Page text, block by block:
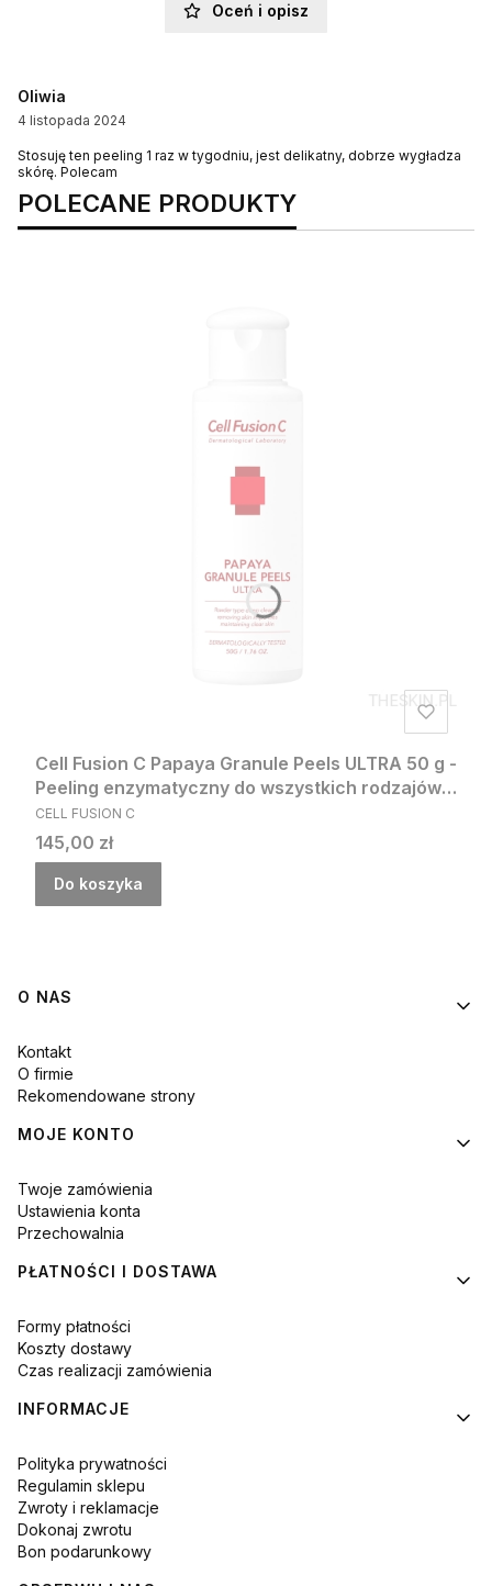
Oceń i opisz
Oliwia
4 listopada 2024
Stosuję ten peeling 1 raz w tygodniu, jest delikatny, dobrze wygładza
skórę. Polecam
POLECANE PRODUKTY
Cell Fusion C Papaya Granule Peels ULTRA 50 g -
Peeling enzymatyczny do wszystkich rodzajów
skóry
PRODUCENT
CELL FUSION C
Cena
145,00 zł
Do koszyka
Linki w stopce
O NAS
Kontakt
O firmie
Rekomendowane strony
MOJE KONTO
Twoje zamówienia
Ustawienia konta
Przechowalnia
PŁATNOŚCI I DOSTAWA
Formy płatności
Koszty dostawy
Czas realizacji zamówienia
INFORMACJE
Polityka prywatności
Regulamin sklepu
Zwroty i reklamacje
Dokonaj zwrotu
Bon podarunkowy